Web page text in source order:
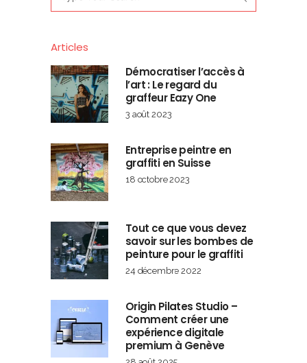
for:
Articles
Démocratiser l’accès à
l’art : Le regard du
graffeur Eazy One
3 août 2023
Entreprise peintre en
graffiti en Suisse
18 octobre 2023
Tout ce que vous devez
savoir sur les bombes de
peinture pour le graffiti
24 décembre 2022
Origin Pilates Studio –
Comment créer une
expérience digitale
premium à Genève